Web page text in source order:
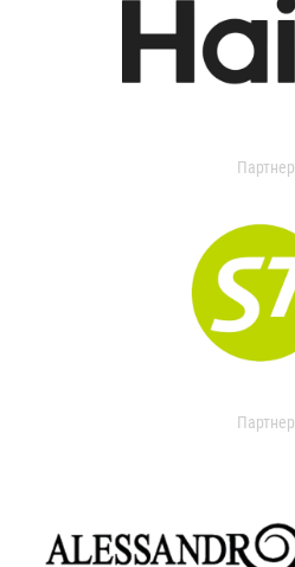
Партнер
Партнер